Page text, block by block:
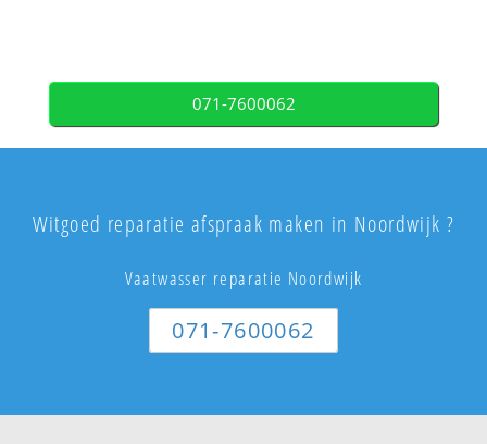
071-7600062
Witgoed reparatie afspraak maken in Noordwijk ?
Vaatwasser reparatie Noordwijk
071-7600062